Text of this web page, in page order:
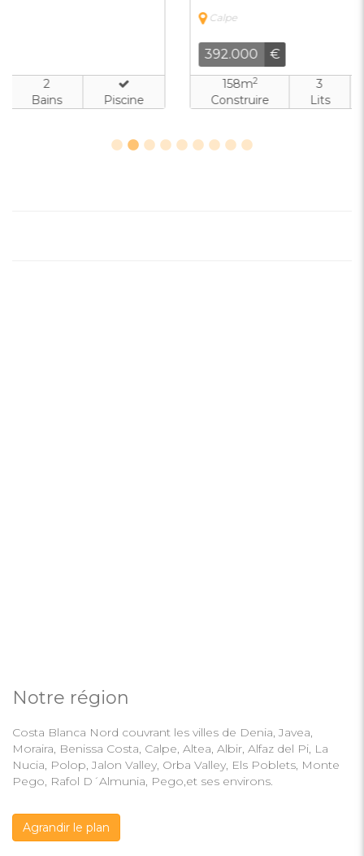
Construire
2
Bains
Piscine
Notre région
Costa Blanca Nord couvrant les villes de Denia, Javea,
Moraira, Benissa Costa, Calpe, Altea, Albir, Alfaz del Pi, La
Nucia, Polop, Jalon Valley, Orba Valley, Els Poblets, Monte
Pego, Rafol D´Almunia, Pego,et ses environs.
Agrandir le plan